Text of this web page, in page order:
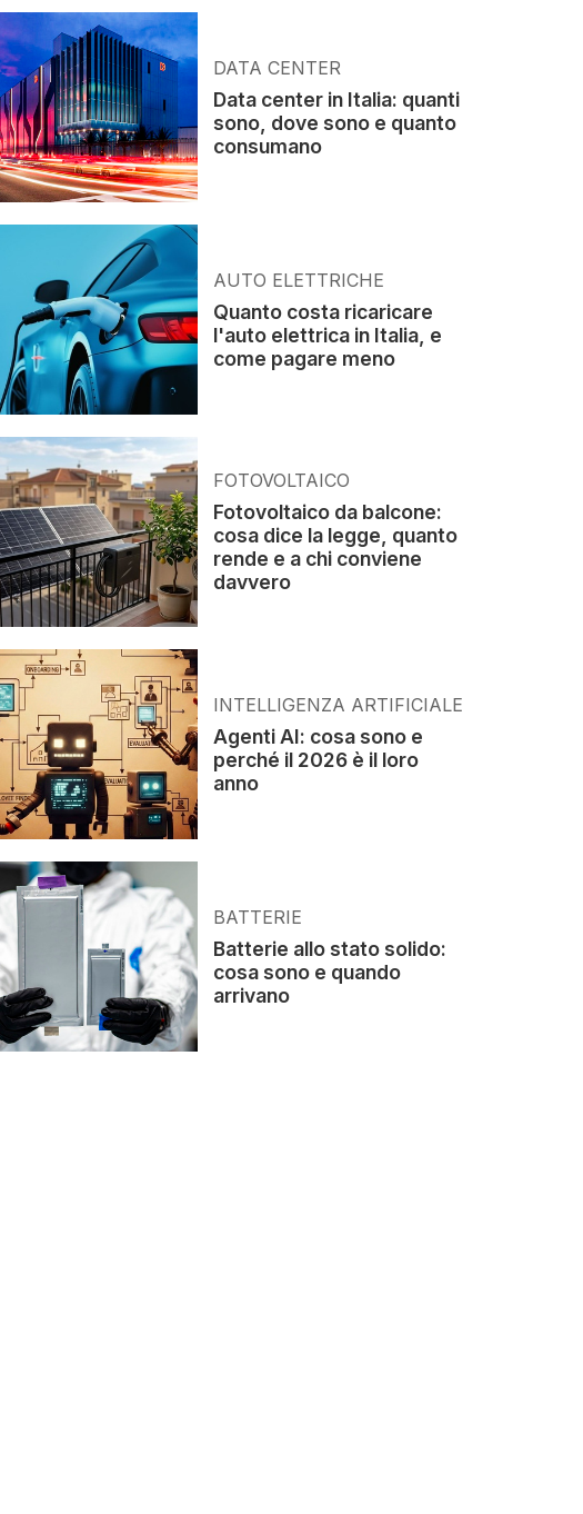
DATA CENTER
Data center in Italia: quanti
sono, dove sono e quanto
consumano
AUTO ELETTRICHE
Quanto costa ricaricare
l'auto elettrica in Italia, e
come pagare meno
FOTOVOLTAICO
Fotovoltaico da balcone:
cosa dice la legge, quanto
rende e a chi conviene
davvero
INTELLIGENZA ARTIFICIALE
Agenti AI: cosa sono e
perché il 2026 è il loro
anno
BATTERIE
Batterie allo stato solido:
cosa sono e quando
arrivano